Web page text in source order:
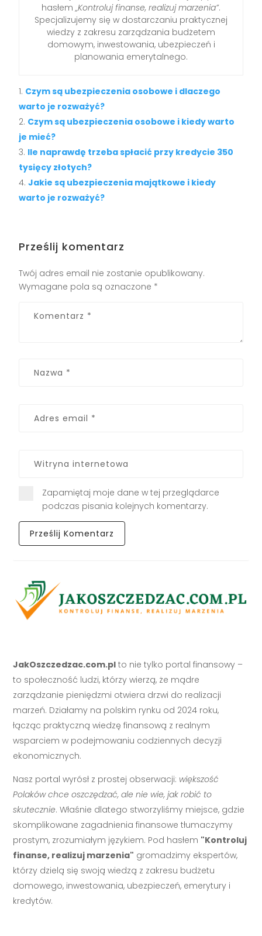
hasłem„Kontroluj finanse, realizuj marzenia”.
Specjalizujemy się w dostarczaniu praktycznej
wiedzy z zakresu zarządzania budżetem
domowym, inwestowania, ubezpieczeń i
planowania emerytalnego.
Czym są ubezpieczenia osobowe i dlaczego
warto je rozważyć?
Czym są ubezpieczenia osobowe i kiedy warto
je mieć?
Ile naprawdę trzeba spłacić przy kredycie 350
tysięcy złotych?
Jakie są ubezpieczenia majątkowe i kiedy
warto je rozważyć?
Prześlij komentarz
Twój adres email nie zostanie opublikowany.
Wymagane pola są oznaczone *
Zapamiętaj moje dane w tej przeglądarce
podczas pisania kolejnych komentarzy.
JakOszczedzac.com.pl to nie tylko portal finansowy –
to społeczność ludzi, którzy wierzą, że mądre
zarządzanie pieniędzmi otwiera drzwi do realizacji
marzeń. Działamy na polskim rynku od 2024 roku,
łącząc praktyczną wiedzę finansową z realnym
wsparciem w podejmowaniu codziennych decyzji
ekonomicznych.
Nasz portal wyrósł z prostej obserwacji: większość
Polaków chce oszczędzać, ale nie wie, jak robić to
skutecznie. Właśnie dlatego stworzyliśmy miejsce, gdzie
skomplikowane zagadnienia finansowe tłumaczymy
prostym, zrozumiałym językiem. Pod hasłem "Kontroluj
finanse, realizuj marzenia" gromadzimy ekspertów,
którzy dzielą się swoją wiedzą z zakresu budżetu
domowego, inwestowania, ubezpieczeń, emerytury i
kredytów.